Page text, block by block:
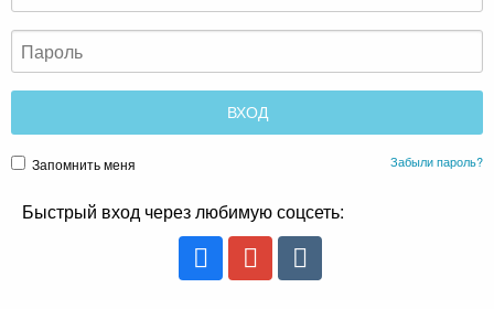
Запомнить меня Забыли пароль?
Быстрый вход через любимую соцсеть: